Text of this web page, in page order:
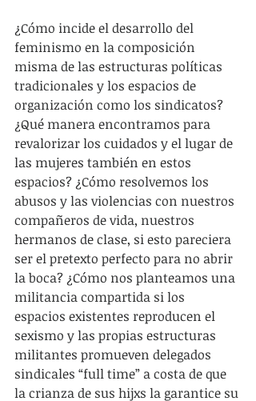
¿Cómo incide el desarrollo del
feminismo en la composición
misma de las estructuras políticas
tradicionales y los espacios de
organización como los sindicatos?
¿Qué manera encontramos para
revalorizar los cuidados y el lugar de
las mujeres también en estos
espacios? ¿Cómo resolvemos los
abusos y las violencias con nuestros
compañeros de vida, nuestros
hermanos de clase, si esto pareciera
ser el pretexto perfecto para no abrir
la boca? ¿Cómo nos planteamos una
militancia compartida si los
espacios existentes reproducen el
sexismo y las propias estructuras
militantes promueven delegados
sindicales “full time” a costa de que
la crianza de sus hijxs la garantice su